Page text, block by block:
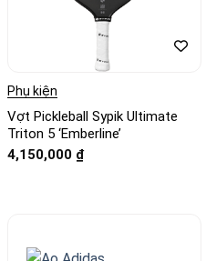
Phụ kiện
Vợt Pickleball Sypik Ultimate
Triton 5 ‘Emberline’
4,150,000 ₫